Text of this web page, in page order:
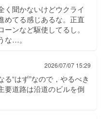
く聞かないけどウクライ
めてる感じあるな。正直
ンなど駆使してるし。
な…。
2026/07/07 15:29
“はず”なので，やるべき
要道路は沿道のビルを倒